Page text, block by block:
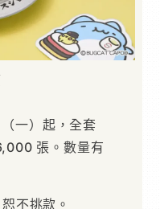
一）起，全套
張。數量有
不挑款。